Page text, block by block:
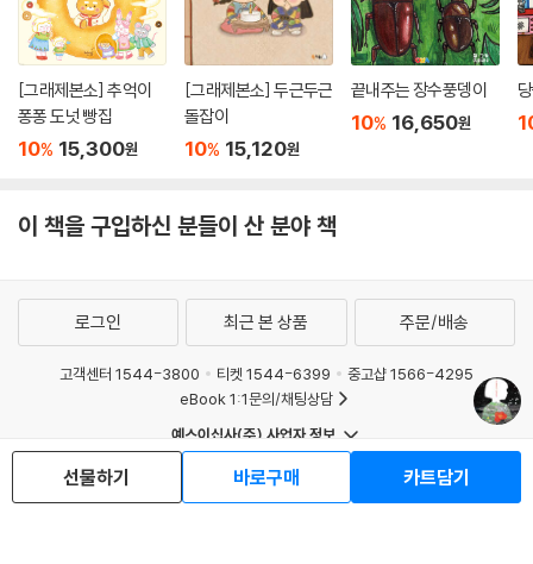
[그래제본소] 추억이
퐁퐁 도넛 빵집
10% 15,300원
[그래제본소] 두근두근
돌잡이
10% 15,120원
끝내주는 장수풍뎅이
10% 16,650원
이 책을 구입하신 분들이 산 분야 책
선물하기 바로구매 카트담기
로그인 최근 본 상품 주문/배송
고객센터 1544-3800 티켓 1544-6399
중고샵 1566-4295
eBook 1:1문의/채팅상담
예스이십사(주) 사업자 정보
이용약관
개인정보처리방침
청소년보호정책